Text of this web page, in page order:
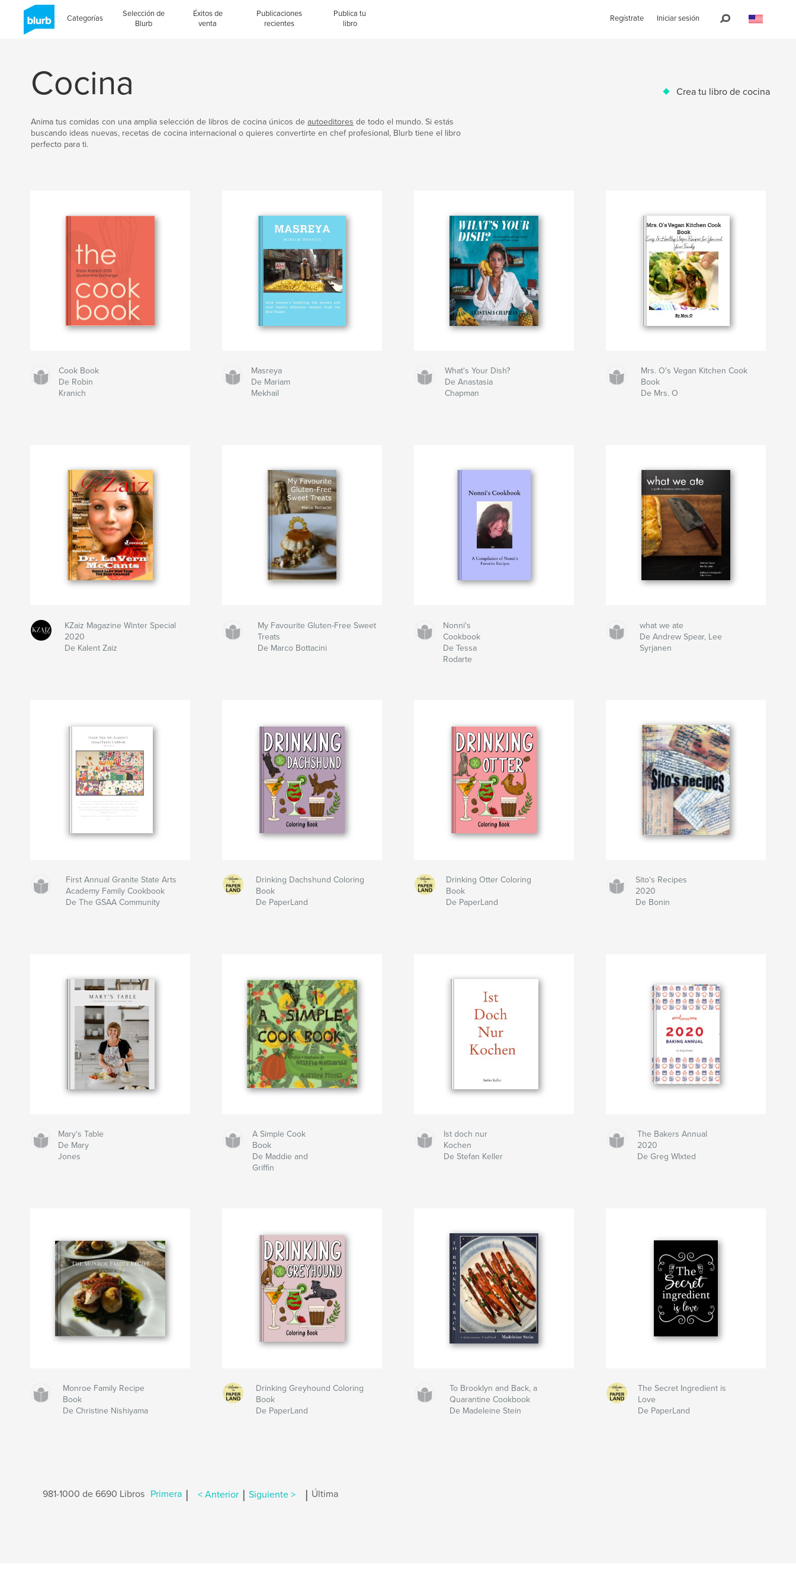
Categorías
Selección de
Blurb
Éxitos de
venta
Publicaciones
recientes
Publica tu
libro
Regístrate Iniciar sesión
Cocina Crea tu libro de cocina
Anima tus comidas con una amplia selección de libros de cocina únicos de autoeditores de todo el mundo. Si estás
buscando ideas nuevas, recetas de cocina internacional o quieres convertirte en chef profesional, Blurb tiene el libro
perfecto para ti.
Cook Book
De Robin
Kranich
Masreya
De Mariam
Mekhail
What's Your Dish?
De Anastasia
Chapman
Mrs. O's Vegan Kitchen Cook
Book
De Mrs. O
KZaiz Magazine Winter Special
2020
De Kalent Zaiz
My Favourite Gluten-Free Sweet
Treats
De Marco Bottacini
Nonni's
Cookbook
De Tessa
Rodarte
what we ate
De Andrew Spear, Lee
Syrjanen
First Annual Granite State Arts
Academy Family Cookbook
De The GSAA Community
Drinking Dachshund Coloring
Book
De PaperLand
Drinking Otter Coloring
Book
De PaperLand
Sito's Recipes
2020
De Bonin
Mary's Table
De Mary
Jones
A Simple Cook
Book
De Maddie and
Griffin
Ist doch nur
Kochen
De Stefan Keller
The Bakers Annual
2020
De Greg WIxted
Monroe Family Recipe
Book
De Christine Nishiyama
Drinking Greyhound Coloring
Book
De PaperLand
To Brooklyn and Back, a
Quarantine Cookbook
De Madeleine Stein
The Secret Ingredient is
Love
De PaperLand
981-1000 de 6690 Libros Primera < Anterior Siguiente > Última